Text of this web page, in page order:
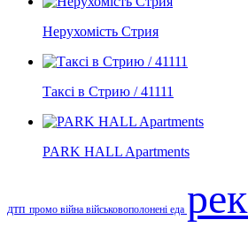
Нерухомість Стрия
Таксі в Стрию / 41111
PARK HALL Apartments
дтп промо війна військовополонені еда рек